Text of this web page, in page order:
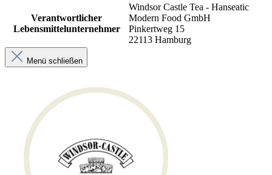
Verantwortlicher
Lebensmittelunternehmer
Windsor Castle Tea - Hanseatic
Modern Food GmbH
Pinkertweg 15
22113 Hamburg
Menü schließen